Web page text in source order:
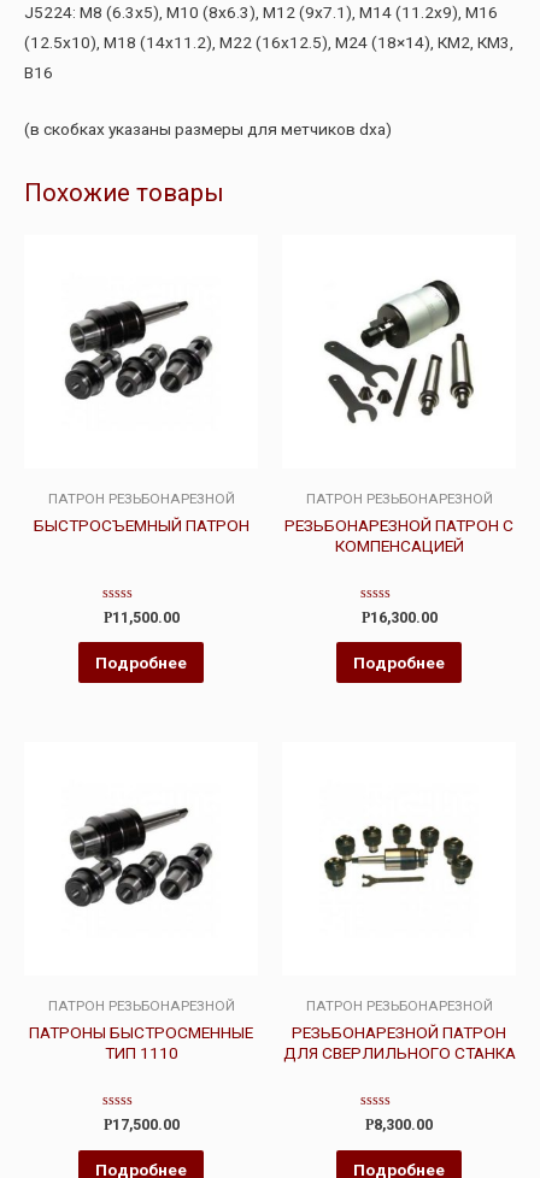
J5224: М8 (6.3х5), М10 (8х6.3), М12 (9х7.1), М14 (11.2х9), М16
(12.5х10), М18 (14х11.2), М22 (16х12.5), М24 (18×14), КМ2, КМ3,
В16
(в скобках указаны размеры для метчиков dxa)
Похожие товары
ПАТРОН РЕЗЬБОНАРЕЗНОЙ
БЫСТРОСЪЕМНЫЙ ПАТРОН
Оценка
0
из
Р11,500.00
Подробнее
ПАТРОН РЕЗЬБОНАРЕЗНОЙ
РЕЗЬБОНАРЕЗНОЙ ПАТРОН С
КОМПЕНСАЦИЕЙ
Оценка
0
из
Р16,300.00
Подробнее
ПАТРОН РЕЗЬБОНАРЕЗНОЙ
ПАТРОНЫ БЫСТРОСМЕННЫЕ
ТИП 1110
Оценка
0
из
Р17,500.00
Подробнее
ПАТРОН РЕЗЬБОНАРЕЗНОЙ
РЕЗЬБОНАРЕЗНОЙ ПАТРОН
ДЛЯ СВЕРЛИЛЬНОГО СТАНКА
Оценка
0
из
Р8,300.00
Подробнее